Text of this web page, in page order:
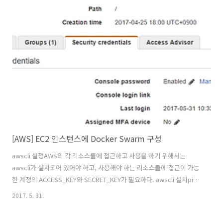
서 각 노드들과 서비스의 상태를 파악할 수 있지만 콘솔창에 출력되는 텍
스트만으로는 보기가 불편하기 때문에 visualizer를 통해 이를 시각화하
name=viz --publish=5000:8080/tcp --constraint=node.r..
[AWS] EC2 인스턴스에 Docker Swarm 구성
awscli 설정AWS의 각 리소스들에 접근하고 사용을 하기 위해서는
awscli가 설치되어 있어야 하고, 사용해야 하는 리소스들에 접근이 가능
한 계정의 ACCESS_KEY와 SECRET_KEY가 필요하다. awscli 설치pip
설치$ sudo apt-get install python-pip python-dev build-
2017. 5. 31.